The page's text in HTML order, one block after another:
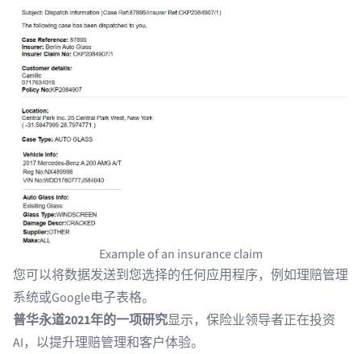
Example of an insurance claim
您可以将数据发送到您选择的任何应用程序，例如理赔管理
系统或Google电子表格。
普华永道2021年的一项研究显示，保险业领导者正在投资
AI，以提升理赔管理和客户体验。